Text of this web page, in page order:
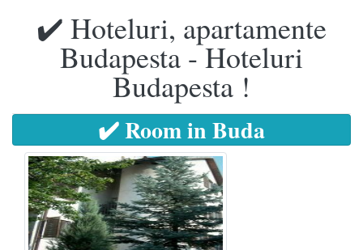
✔️ Hoteluri, apartamente
Budapesta - Hoteluri
Budapesta !
✔️ Room in Buda